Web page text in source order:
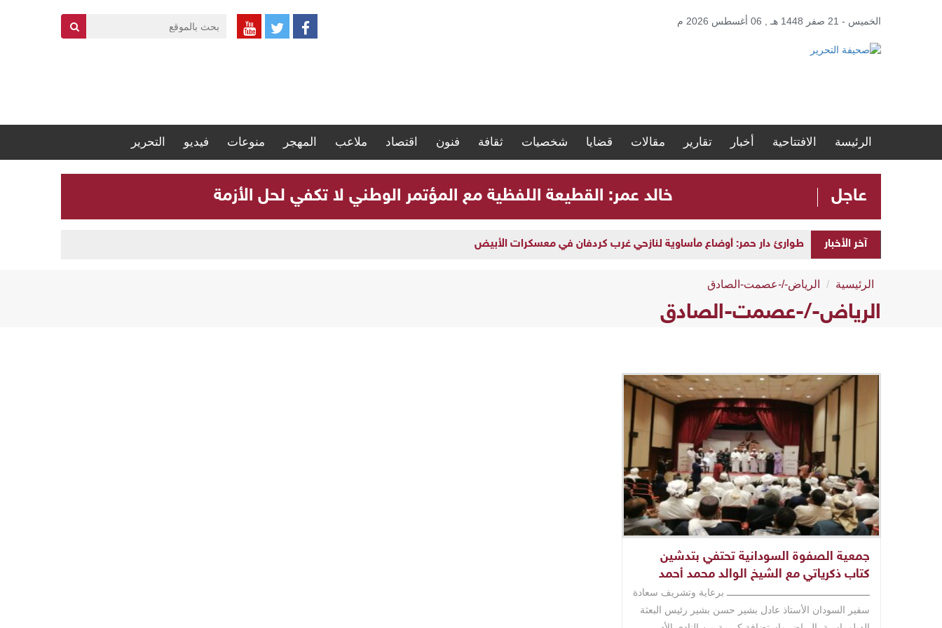
الخميس - 21 صفر 1448 هـ , 06 أغسطس 2026 م
الرئيسة الافتتاحية أخبار تقارير مقالات قضايا شخصيات ثقافة فنون اقتصاد ملاعب المهجر منوعات فيديو التحرير
عاجل ​خالد عمر: القطيعة اللفظية مع المؤتمر الوطني لا تكفي لحل الأزمة
آخر الأخبار طوارئ دار حمر: أوضاع مأساوية لنازحي غرب كردفان في معسكرات الأبيض
الرئيسية الرياض-/-عصمت-الصادق
الرياض-/-عصمت-الصادق
جمعية الصفوة السودانية تحتفي بتدشين
كتاب ذكرياتي مع الشيخ الوالد محمد أحمد
حسن بقاعة النادي الأدبي بالرياض
ـــــــــــــــــــــــــــــــــــــــــــــــــــ برعاية وتشريف سعادة
سفير السودان الأستاذ عادل بشير حسن بشير رئيس البعثة